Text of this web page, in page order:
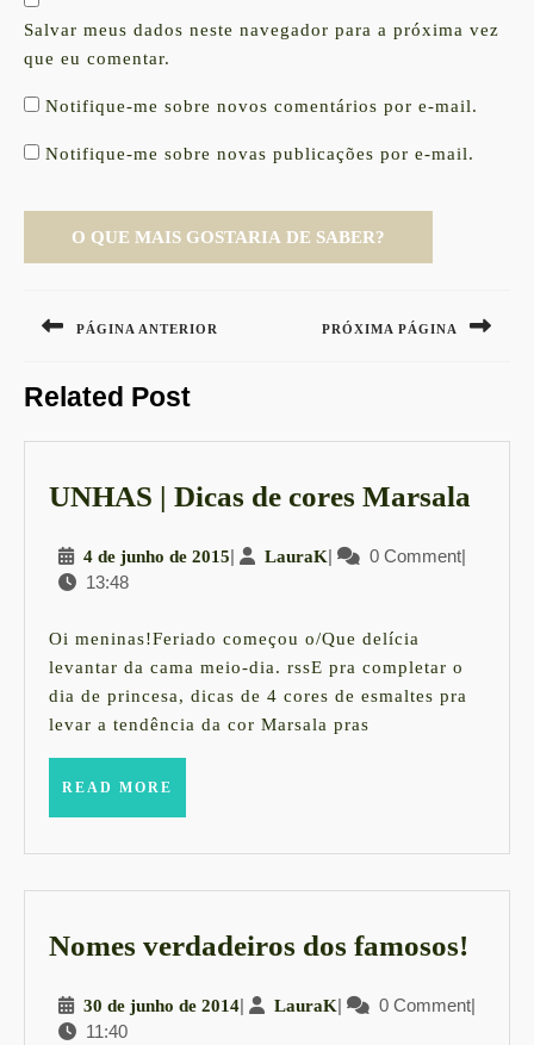
Salvar meus dados neste navegador para a próxima vez
que eu comentar.
Notifique-me sobre novos comentários por e-mail.
Notifique-me sobre novas publicações por e-mail.
de
PÁGINA ANTERIOR
post:
PRÓXIMA PÁGINA
Related Post
UNHAS | Dicas de cores Marsala
4 de junho de 20154
de
2015
| LauraKLauraK
| 0 Comment|
13:48
Oi meninas!Feriado começou o/Que delícia
levantar da cama meio-dia. rssE pra completar o
dia de princesa, dicas de 4 cores de esmaltes pra
levar a tendência da cor Marsala pras
READ MORE
Nomes verdadeiros dos famosos!
dos
30 de junho de 201430
| LauraKLauraK
| 0 Comment|
11:40